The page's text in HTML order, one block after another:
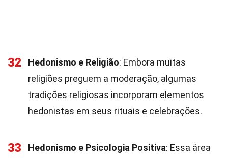
32 Hedonismo e Religião: Embora muitas
religiões preguem a moderação, algumas
tradições religiosas incorporam elementos
hedonistas em seus rituais e celebrações.
33 Hedonismo e Psicologia Positiva: Essa área